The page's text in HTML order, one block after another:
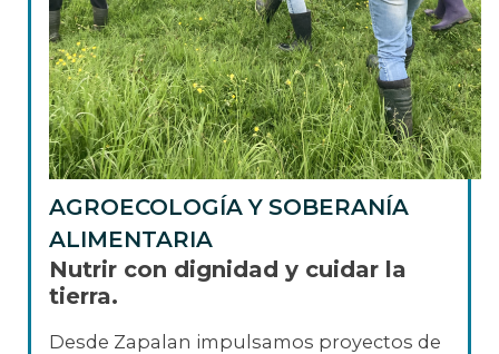
AGROECOLOGÍA Y SOBERANÍA
ALIMENTARIA
Nutrir con dignidad y cuidar la
tierra.
Desde Zapalan impulsamos proyectos de